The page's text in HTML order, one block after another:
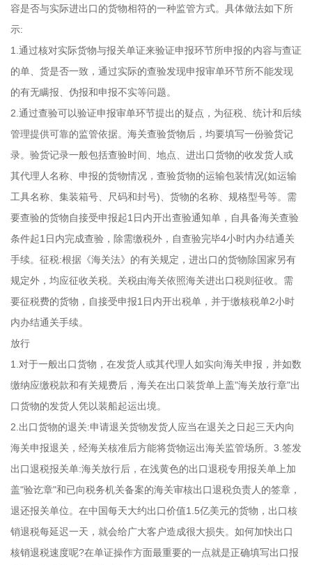
容是否与实际进出口的货物相符的一种监管方式。具体做法如下所
示:
1.通过核对实际货物与报关单证来验证申报环节所申报的内容与查证
的单、货是否一致，通过实际的查验发现申报审单环节所不能发现
的有无瞒报、伪报和申报不实等问题。
2.通过查验可以验证申报审单环节提出的疑点，为征税、统计和后续
管理提供可靠的监管依据。海关查验货物后，均要填写一份验货记
录。验货记录一般包括查验时间、地点、进出口货物的收发货人或
其代理人名称、申报的货物情况，查验货物的运输包装情况(如运输
工具名称、集装箱号、尺码和封号)、货物的名称、规格型号等。需
要查验的货物自接受申报起1日内开出查验通知单，自具备海关查验
条件起1日内完成查验，除需缴税外，自查验完毕4小时内办结通关
手续。征税:根据《海关法》的有关规定，进出口的货物除国家另有
规定外，均应征收关税。关税由海关依照海关进出口税则征收。需
要征税费的货物，自接受申报1日内开出税单，并于缴核税单2小时
内办结通关手续。
放行
1.对于一般出口货物，在发货人或其代理人如实向海关申报，并如数
缴纳应缴税款和有关规费后，海关在出口装货单上盖"海关放行章"出
口货物的发货人凭以装船起运出境。
2.出口货物的退关:申请退关货物发货人应当在退关之日起三天内向
海关申报退关，经海关核准后方能将货物运出海关监管场所。3.签发
出口退税报关单:海关放行后，在浅黄色的出口退税专用报关单上加
盖"验讫章"和已向税务机关备案的海关审核出口退税负责人的签章，
退还报关单位。在中国每天大约出口价值1.5亿美元的货物，出口核
销退税每延迟一天，就会给广大客户造成很大损失。如何加快出口
核销退税速度呢?在单证操作方面最重要的一点就是正确填写出口报